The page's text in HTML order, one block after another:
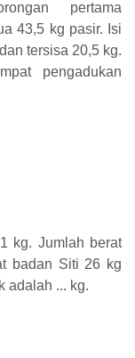
pertama
43,5 kg pasir. Isi
tersisa 20,5 kg.
pengadukan
kg. Jumlah berat
badan Siti 26 kg
adalah ... kg.